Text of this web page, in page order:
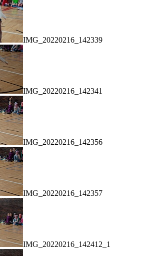
IMG_20220216_142339
IMG_20220216_142341
IMG_20220216_142356
IMG_20220216_142357
IMG_20220216_142412_1